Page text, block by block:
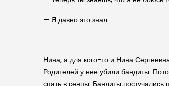
— Я давно это знал.
Нина, а для кого-то и Нина
Родителей у нее убили бандиты.